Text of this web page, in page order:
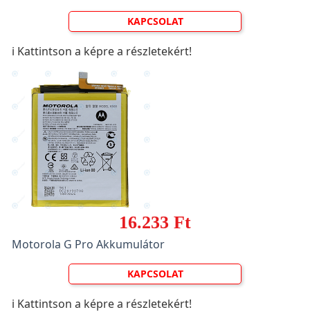
KAPCSOLAT
ℹ️ Kattintson a képre a részletekért!
16.233 Ft
Motorola G Pro Akkumulátor
KAPCSOLAT
ℹ️ Kattintson a képre a részletekért!